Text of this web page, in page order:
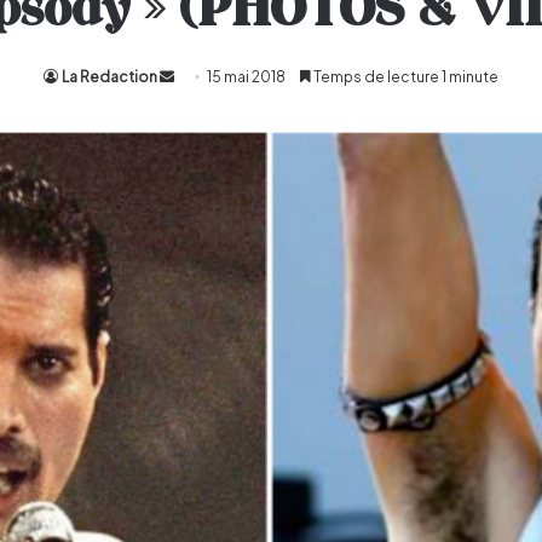
La Redaction
Envoyer
courriel
15 mai 2018 Temps de lecture 1 minute